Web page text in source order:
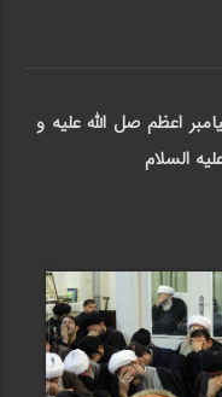
اعظم صل الله علیه و
السلام